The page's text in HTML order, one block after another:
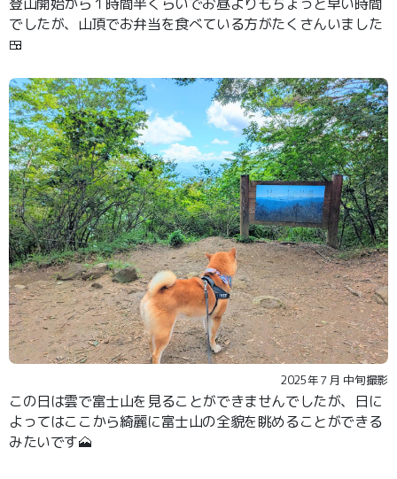
でしたが、山頂でお弁当を食べている方がたくさんいました
🍱
2025年７月 中旬撮影
この日は雲で富士山を見ることができませんでしたが、日に
よってはここから綺麗に富士山の全貌を眺めることができる
みたいです🗻